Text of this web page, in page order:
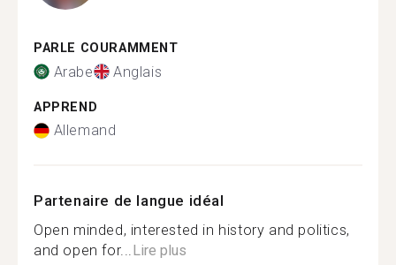
PARLE COURAMMENT
Arabe Anglais
APPREND
Allemand
Partenaire de langue idéal
Open minded, interested in history and politics,
and open for...Lire plus